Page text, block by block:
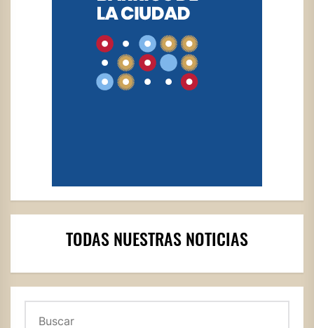
TODAS NUESTRAS NOTICIAS